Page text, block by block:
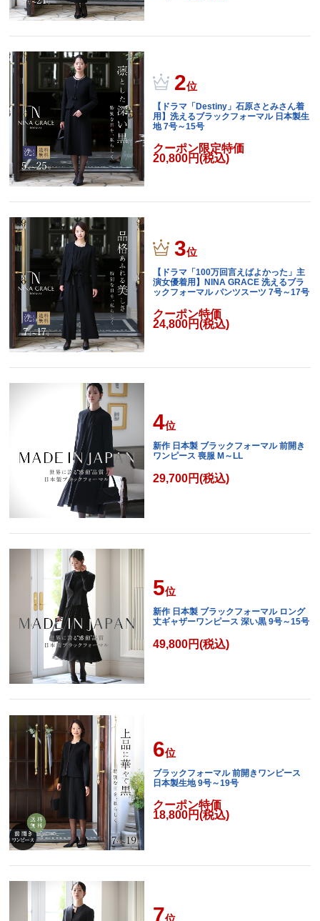
2位
【ドラマ「Destiny」石原さとみさん着
用】洗えるブラックフォーマル 日本製生
地 7号～15号
クーポン限定特価
20,800円(税込)
3位
【ドラマ「100万回言えばよかった」主
演女優着用】NINA GRACE 洗えるブラ
ックフォーマル パンツスーツ 7号～17号
クーポン特価
24,800円(税込)
4位
新作 日本製 ブラックフォーマル 前開き
ワンピース 喪服 M～LL
29,700円(税込)
5位
新作 日本製 ブラックフォーマル ロング
丈ギャザーワンピース 深い黒 9号～15号
49,800円(税込)
6位
ブラックフォーマル 前開きワンピース
日本製生地 9号～19号
クーポン特価
18,800円(税込)
7位